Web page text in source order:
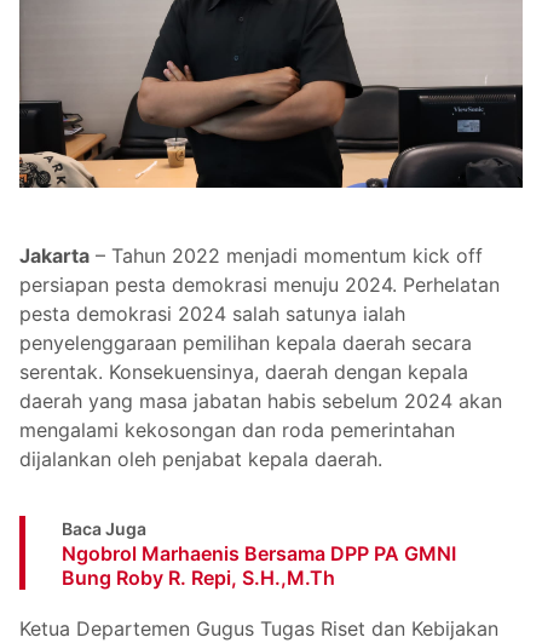
Jakarta – Tahun 2022 menjadi momentum kick off
persiapan pesta demokrasi menuju 2024. Perhelatan
pesta demokrasi 2024 salah satunya ialah
penyelenggaraan pemilihan kepala daerah secara
serentak. Konsekuensinya, daerah dengan kepala
daerah yang masa jabatan habis sebelum 2024 akan
mengalami kekosongan dan roda pemerintahan
dijalankan oleh penjabat kepala daerah.
Baca Juga
Ngobrol Marhaenis Bersama DPP PA GMNI
Bung Roby R. Repi, S.H.,M.Th
Ketua Departemen Gugus Tugas Riset dan Kebijakan